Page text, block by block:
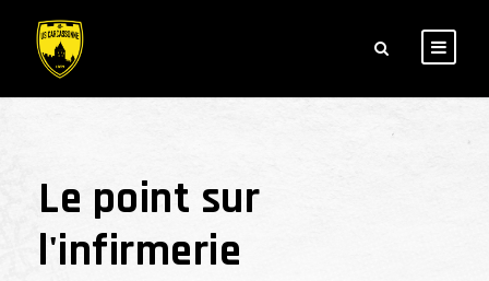
Le point sur
l'infirmerie